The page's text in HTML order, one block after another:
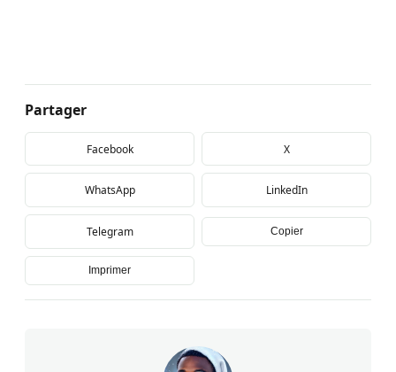
Partager
Facebook X
WhatsApp LinkedIn
Telegram Copier
Imprimer